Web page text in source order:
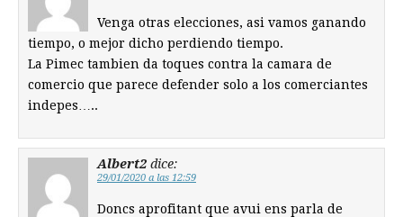
Venga otras elecciones, asi vamos ganando
tiempo, o mejor dicho perdiendo tiempo.
La Pimec tambien da toques contra la camara de
comercio que parece defender solo a los comerciantes
indepes…..
Albert2 dice:
29/01/2020 a las 12:59
Doncs aprofitant que avui ens parla de